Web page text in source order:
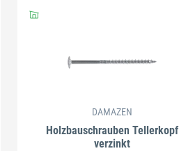
DAMAZEN
Holzbauschrauben Tellerkopf
verzinkt